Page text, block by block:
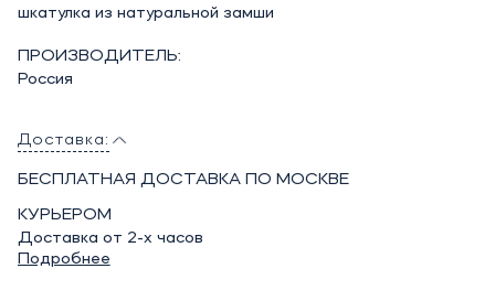
шкатулка из натуральной замши
ПРОИЗВОДИТЕЛЬ:
Россия
Доставка:
БЕСПЛАТНАЯ ДОСТАВКА ПО МОСКВЕ
КУРЬЕРОМ
Доставка от 2-х часов
Подробнее